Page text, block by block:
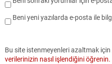
Beni yeni yazılarda e-posta ile
Bu site istenmeyenleri azaltmak için
verilerinizin nasıl işlendiğini öğrenin.